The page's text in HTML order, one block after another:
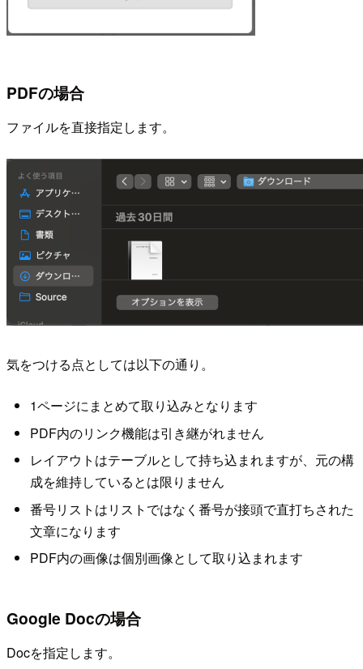
PDFの場合
ファイルを直接指定します。
気をつける点としては以下の通り。
1ページにまとめて取り込みとなります
PDF内のリンク機能は引き継がれません
レイアウトはテーブルとして持ち込まれますが、元の構
成を維持しているとは限りません
番号リストはリストではなく番号が接頭で直打ちされた
文章になります
PDF内の画像は個別画像として取り込まれます
Google Docの場合
Docを指定します。